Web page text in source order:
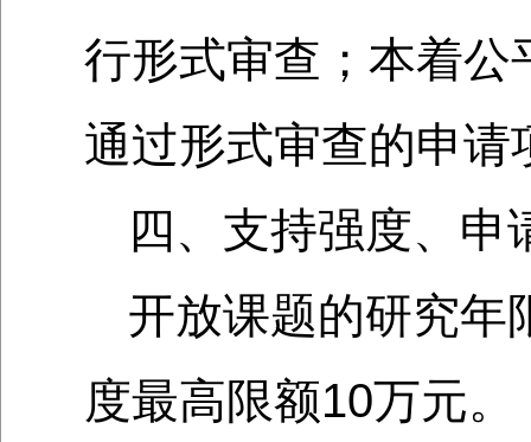
行形式审查；本着
通过形式审查的申请
四、支持强度、申
开放课题的研究年
度最高限额10万元。